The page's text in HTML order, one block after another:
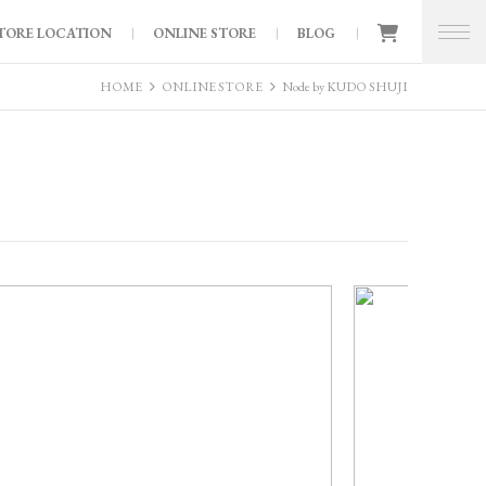
LOCATION ONLINE STORE BLOG
HOME ONLINE STORE Node by KUDO SHUJI